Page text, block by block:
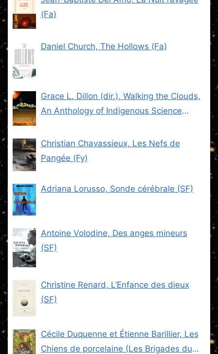
(Fa)
Daniel Church, The Hollows (Fa)
Grace L. Dillon (dir.), Walking the Clouds,
An Anthology of Indigenous Science
Christian Chavassieux, Les Nefs de
Pangée (Fy)
Adriana Lorusso, Sonde cérébrale (SF)
Antoine Volodine, Des anges mineurs
(SF)
Christine Renard, L’Enfance des dieux
(SF)
Cécile Duquenne et Étienne Barillier, Les
Chiens de porcelaine (Les Brigades du